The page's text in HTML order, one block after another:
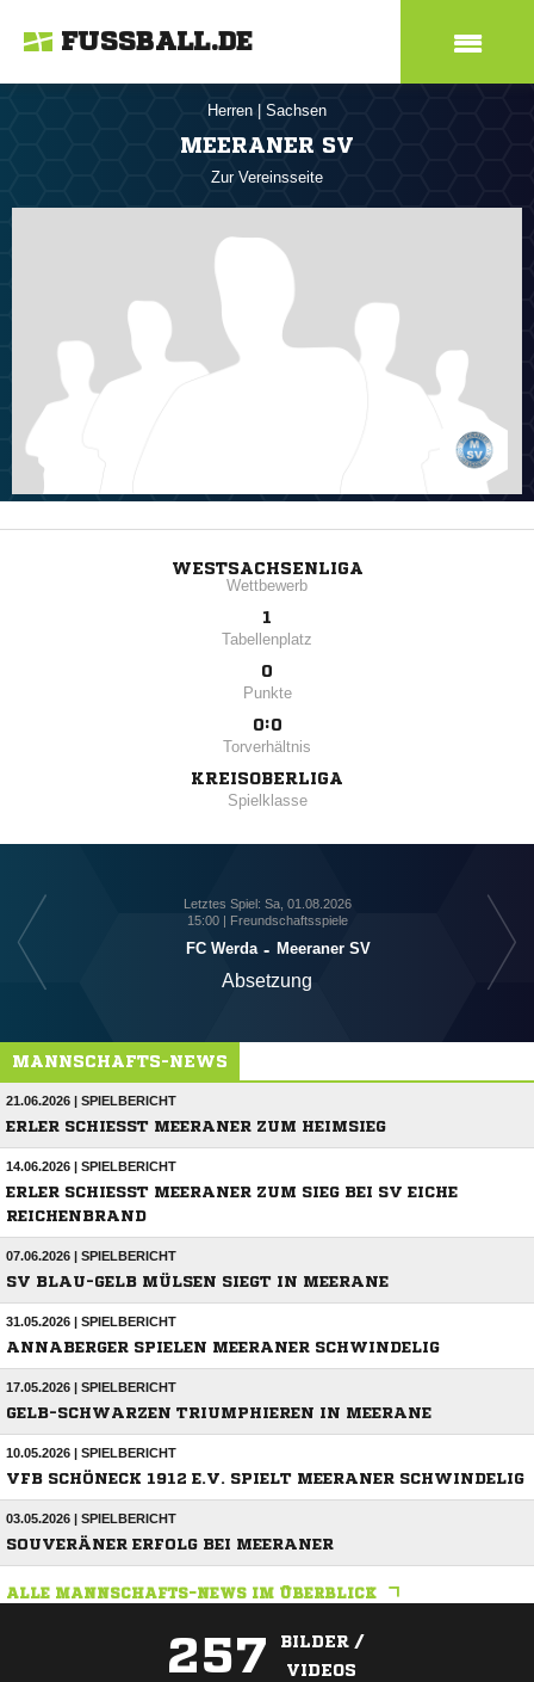
FUSSBALL.DE
Herren Sachsen
MEERANER SV
Zur Vereinsseite
WESTSACHSENLIGA
Wettbewerb
1
Tabellenplatz
0
Punkte
0:0
Torverhältnis
KREISOBERLIGA
Spielklasse
Letztes Spiel: Sa, 01.08.2026
15:00 | Freundschaftsspiele
FC Werda - Meeraner SV
Absetzung
MANNSCHAFTS-NEWS
21.06.2026 | SPIELBERICHT
ERLER SCHIESST MEERANER ZUM HEIMSIEG
14.06.2026 | SPIELBERICHT
ERLER SCHIESST MEERANER ZUM SIEG BEI SV EICHE R
EICHENBRAND
07.06.2026 | SPIELBERICHT
SV BLAU-GELB MÜLSEN SIEGT IN MEERANE
31.05.2026 | SPIELBERICHT
ANNABERGER SPIELEN MEERANER SCHWINDELIG
17.05.2026 | SPIELBERICHT
GELB-SCHWARZEN TRIUMPHIEREN IN MEERANE
10.05.2026 | SPIELBERICHT
VFB SCHÖNECK 1912 E.V. SPIELT MEERANER SCHWINDELIG
03.05.2026 | SPIELBERICHT
SOUVERÄNER ERFOLG BEI MEERANER
ALLE MANNSCHAFTS-NEWS IM ÜBERBLICK
257
BILDER /
VIDEOS